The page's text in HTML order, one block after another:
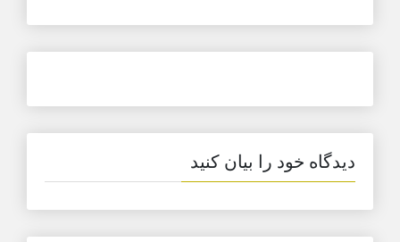
دیدگاه خود را بیان کنید